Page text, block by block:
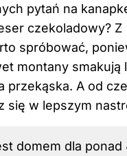
pytań na
czekoladowy? Z
spróbować,
montany smakują
przekąska. A od
się w lepszym
domem dla ponad